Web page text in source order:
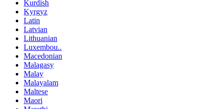
Kurdish
Kyrgyz
Latin
Latvian
Lithuanian
Luxembou..
Macedonian
Malagasy
Malay
Malayalam
Maltese
Maori